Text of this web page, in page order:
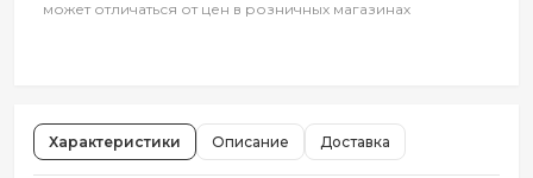
может отличаться от цен в розничных магазинах
Характеристики Описание Доставка